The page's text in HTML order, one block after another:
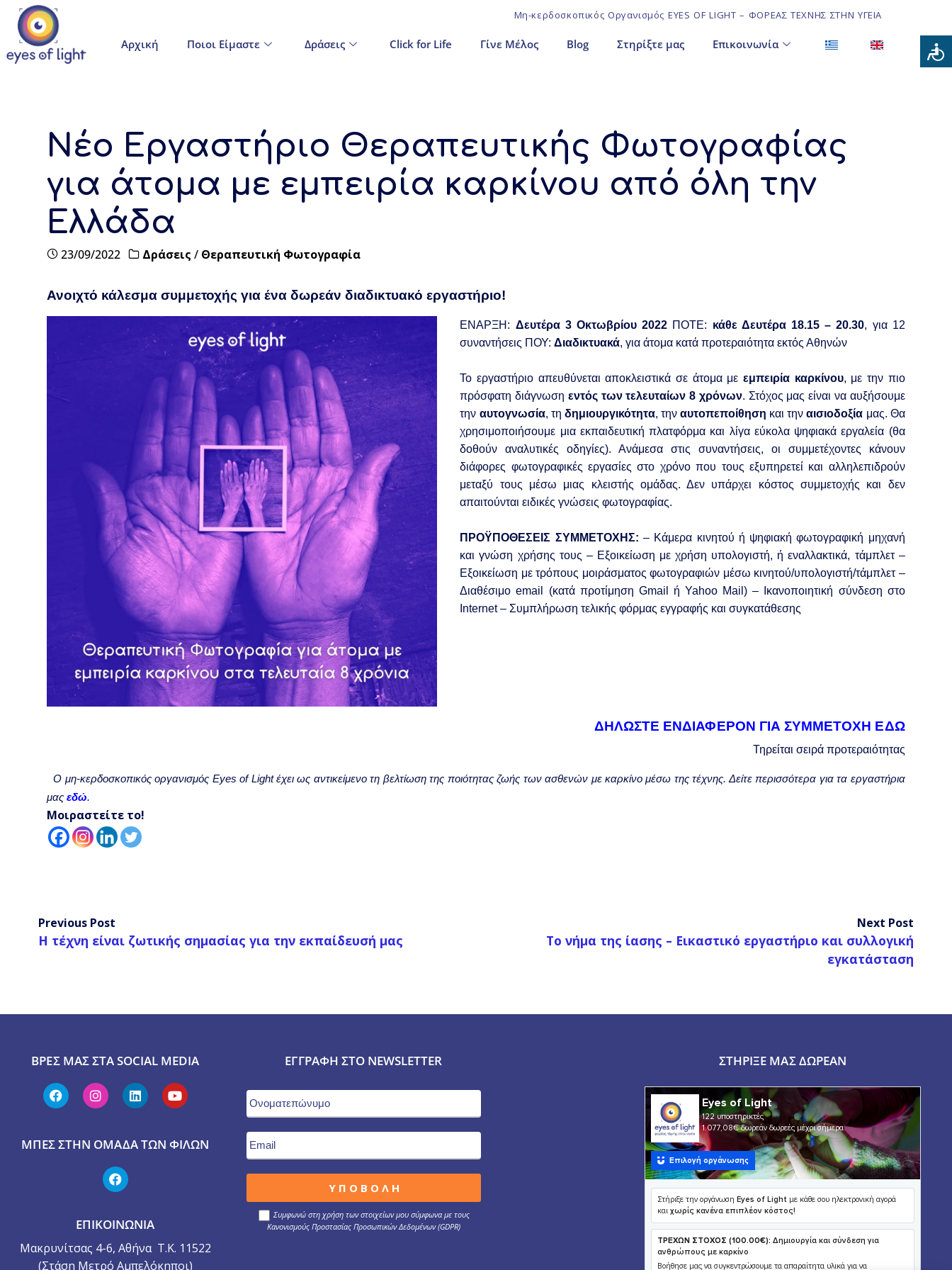
Μη-κερδοσκοπικός Οργανισμός EYES OF LIGHT – ΦΟΡΕΑΣ ΤΕΧΝΗΣ ΣΤΗΝ ΥΓΕΙΑ
Αρχική Ποιοι Είμαστε Δράσεις Click for Life Γίνε Μέλος Blog Στηρίξτε μας Επικοινωνία
Νέο Εργαστήριο Θεραπευτικής Φωτογραφίας
για άτομα με εμπειρία καρκίνου από όλη την
Ελλάδα
23/09/2022 Δράσεις / Θεραπευτική Φωτογραφία
Ανοιχτό κάλεσμα συμμετοχής για ένα δωρεάν διαδικτυακό εργαστήριο!
ΕΝΑΡΞΗ: Δευτέρα 3 Οκτωβρίου 2022 ΠΟΤΕ: κάθε Δευτέρα 18.15 – 20.30, για 12
συναντήσεις ΠΟΥ:Διαδικτυακά, για άτομα κατά προτεραιότητα εκτός Αθηνών
Το εργαστήριο απευθύνεται αποκλειστικά σε άτομα με εμπειρία καρκίνου, με την πιο
πρόσφατη διάγνωση εντός των τελευταίων 8 χρόνων. Στόχος μας είναι να αυξήσουμε
την αυτογνωσία, τη δημιουργικότητα, τηναυτοπεποίθηση και τηναισιοδοξία μας. Θα
χρησιμοποιήσουμε μια εκπαιδευτική πλατφόρμα και λίγα εύκολα ψηφιακά εργαλεία (θα
δοθούν αναλυτικές οδηγίες). Ανάμεσα στις συναντήσεις, οι συμμετέχοντες κάνουν
διάφορες φωτογραφικές εργασίες στο χρόνο που τους εξυπηρετεί και αλληλεπιδρούν
μεταξύ τους μέσω μιας κλειστής ομάδας.Δεν υπάρχει κόστος συμμετοχής και δεν
απαιτούνται ειδικές γνώσεις φωτογραφίας.
ΠΡΟΫΠΟΘΕΣΕΙΣ ΣΥΜΜΕΤΟΧΗΣ: – Κάμερα κινητού ή ψηφιακή φωτογραφική μηχανή
καιγνώση χρήσης τους – Εξοικείωση με χρήση υπολογιστή, ή εναλλακτικά, τάμπλετ –
Εξοικείωση με τρόπους μοιράσματος φωτογραφιών μέσω κινητού/υπολογιστή/τάμπλετ –
Διαθέσιμο email (κατά προτίμηση Gmail ή Yahoo Μail) – Ικανοποιητική σύνδεση στο
Internet – Συμπλήρωση τελικής φόρμας εγγραφής και συγκατάθεσης
ΔΗΛΩΣΤΕ ΕΝΔΙΑΦΕΡΟΝ ΓΙΑ ΣΥΜΜΕΤΟΧΗ ΕΔΩ
Τηρείται σειρά προτεραιότητας
Ο μη-κερδοσκοπικός οργανισμός Eyes of Light έχει ως αντικείμενο τη βελτίωση της ποιότητας ζωής των ασθενών με καρκίνο μέσω της τέχνης. Δείτε περισσότερα για τα εργαστήρια
μαςεδώ.
Μοιραστείτε το!
Previous Post
Η τέχνη είναι ζωτικής σημασίας για την εκπαίδευσή μας
Next Post
Το νήμα της ίασης – Εικαστικό εργαστήριο και συλλογική
εγκατάσταση
ΒΡΕΣ ΜΑΣ ΣΤΑ SOCIAL MEDIA
ΜΠΕΣ ΣΤΗΝ ΟΜΆΔΑ ΤΩΝ ΦΊΛΩΝ
ΕΠΙΚΟΙΝΩΝΙΑ
Μακρυνίτσας 4-6, Αθήνα Τ.Κ. 11522
(Στάση Μετρό Αμπελόκηποι)
ΕΓΓΡΑΦΉ ΣΤΟ NEWSLETTER
Συμφωνώ στη χρήση των στοιχείων μου σύμφωνα με τους
Κανονισμούς Προστασίας Προσωπικών Δεδομένων (GDPR)
ΣΤΉΡΙΞΕ ΜΑΣ ΔΩΡΕΆΝ